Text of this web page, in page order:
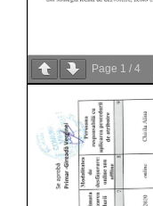
Page 1 / 4